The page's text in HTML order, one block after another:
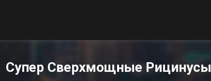
Супер Сверхмощные Рицинусы